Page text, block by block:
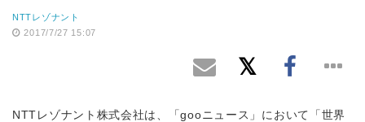
NTTレゾナント
2017/7/27 15:07
NTTレゾナント株式会社は、「gooニュース」において「世界